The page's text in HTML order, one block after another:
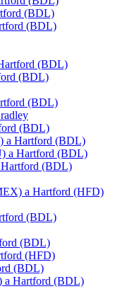
(BDL)
(BDL)
(BDL)
(BDL)
(BDL)
(BDL)
a Hartford (BDL)
a Hartford (BDL)
(BDL)
a Hartford (HFD)
(BDL)
(BDL)
(HFD)
(BDL)
a Hartford (BDL)